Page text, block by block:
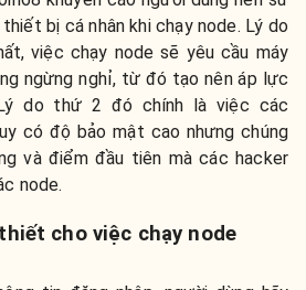
bị cá nhân khi chạy node. Lý do
việc chạy node sẽ yêu cầu máy
ngừng nghỉ, từ đó tạo nên áp lực
do thứ 2 đó chính là việc các
có độ bảo mật cao nhưng chúng
và điểm đầu tiên mà các hacker
node.
cho việc chạy node